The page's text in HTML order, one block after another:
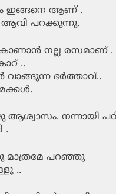
ഇങ്ങനെ ആണ് .
ആവി പറക്കുന്നു.
കാണാൻ നല്ല രസമാണ് .
..
വാങ്ങുന്ന ഭർത്താവ്..
നന്നായി
.
മാത്രമേ പറഞ്ഞു
..